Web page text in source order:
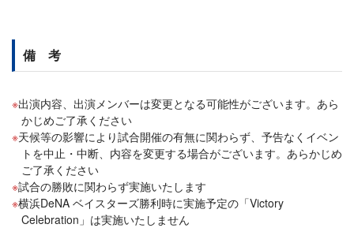
備 考
出演内容、出演メンバーは変更となる可能性がございます。あら
かじめご了承ください
天候等の影響により試合開催の有無に関わらず、予告なくイベン
トを中止・中断、内容を変更する場合がございます。あらかじめ
ご了承ください
試合の勝敗に関わらず実施いたします
横浜DeNA ベイスターズ勝利時に実施予定の「Victory
Celebration」は実施いたしません